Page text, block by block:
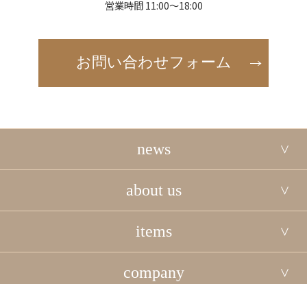
営業時間 11:00～18:00
お問い合わせフォーム
news
about us
items
company